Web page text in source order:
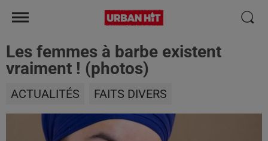
Les femmes à barbe existent
vraiment ! (photos)
ACTUALITÉS FAITS DIVERS